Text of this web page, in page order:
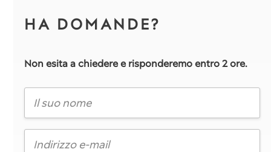
HA DOMANDE?
Non esita a chiedere e risponderemo entro 2 ore.